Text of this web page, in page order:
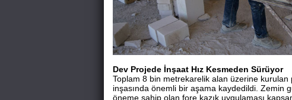
Dev Projede İnşaat Hız Kesmeden Sürüyor
Toplam 8 bin metrekarelik alan üzerine kurulan
inşasında önemli bir aşama kaydedildi. Zemin
öneme sahip olan fore kazık uygulaması